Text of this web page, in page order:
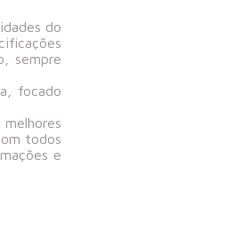
do
sempre
focado
todos
e